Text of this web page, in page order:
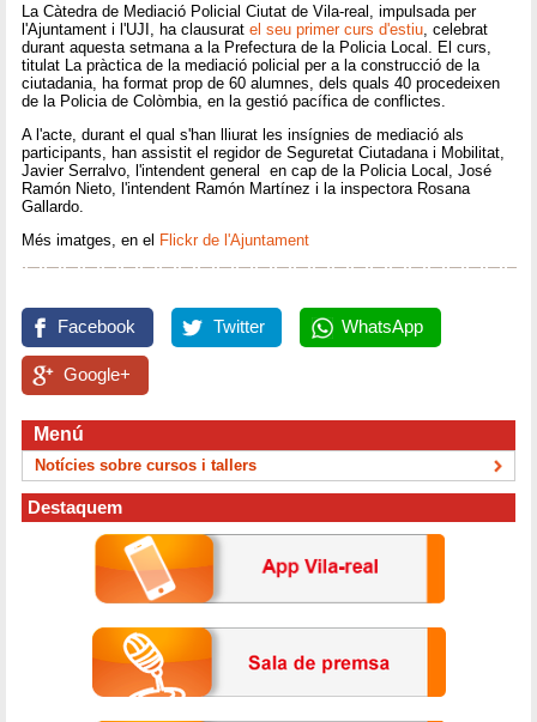
La Càtedra de Mediació Policial Ciutat de Vila-real, impulsada per
l'Ajuntament i l'UJI, ha clausuratel seu primer curs d'estiu , celebrat
durant aquesta setmana a la Prefectura de la Policia Local. El curs,
titulat La pràctica de la mediació policial per a la construcció de la
ciutadania, ha format prop de 60 alumnes, dels quals 40 procedeixen
de la Policia de Colòmbia, en la gestió pacífica de conflictes.
A l'acte, durant el qual s'han lliurat les insígnies de mediació als
participants, han assistit el regidor de Seguretat Ciutadana i Mobilitat,
Javier Serralvo, l'intendent general en cap de la Policia Local, José
Ramón Nieto, l'intendent Ramón Martínez i la inspectora Rosana
Gallardo.
Més imatges, en el Flickr de l'Ajuntament
Facebook Twitter WhatsApp
Google+
Menú
Notícies sobre cursos i tallers
Destaquem